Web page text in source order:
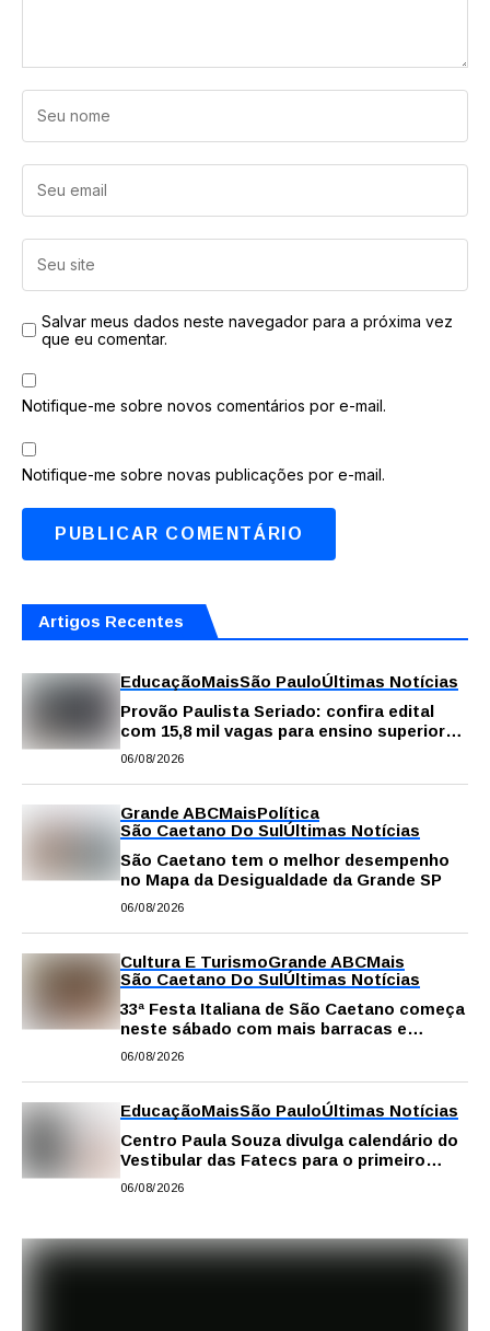
Salvar meus dados neste navegador para a próxima vez
que eu comentar.
Notifique-me sobre novos comentários por e-mail.
Notifique-me sobre novas publicações por e-mail.
Artigos Recentes
EducaçãoMaisSão PauloÚltimas Notícias
Provão Paulista Seriado: confira edital
com 15,8 mil vagas para ensino superior
público
06/08/2026
Grande ABCMaisPolítica
São Caetano Do SulÚltimas Notícias
São Caetano tem o melhor desempenho
no Mapa da Desigualdade da Grande SP
06/08/2026
Cultura E TurismoGrande ABCMais
São Caetano Do SulÚltimas Notícias
33ª Festa Italiana de São Caetano começa
neste sábado com mais barracas e
novidades em decoração e atrações
06/08/2026
EducaçãoMaisSão PauloÚltimas Notícias
Centro Paula Souza divulga calendário do
Vestibular das Fatecs para o primeiro
semestre de 2027
06/08/2026